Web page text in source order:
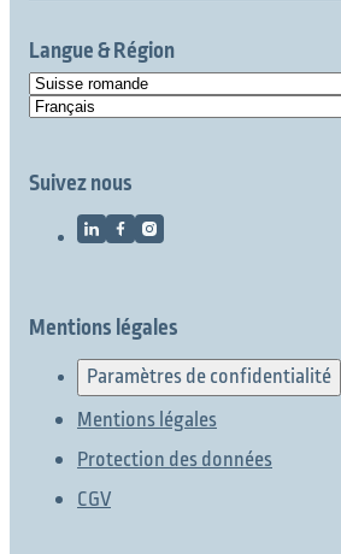
Langue & Région
Suivez nous
Mentions légales
Paramètres de confidentialité
Mentions légales
Protection des données
CGV